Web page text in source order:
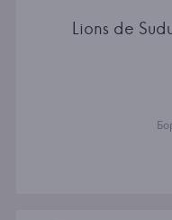
Lions de